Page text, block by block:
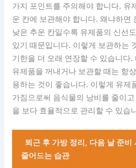
가지 포인트를 주의해야 합니다. 유
운 칸에 보관해야 합니다. 왜냐하면
낮은 추운 칸일수록 유제품의 신선
있기 때문입니다. 이렇게 보관하는
기한을 더 오래 연장할 수 있습니다.
유제품을 꺼내거나 보관할 때는 항
용하는 것이 좋습니다. 이렇게 유제
가짐으로써 음식물의 낭비를 줄이
을 보다 효율적으로 관리할 수 있습
퇴근 후 가방 정리, 다음 날 준비
줄어드는 습관